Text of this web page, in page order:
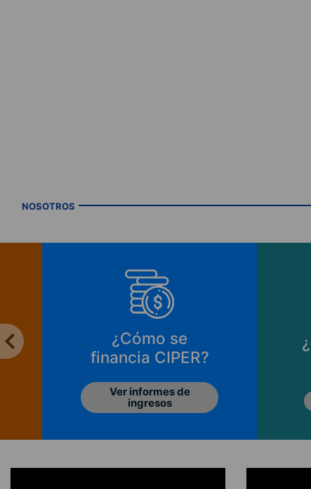
NOSOTROS
¿Cómo se
financia CIPER?
Ver informes de
ingresos